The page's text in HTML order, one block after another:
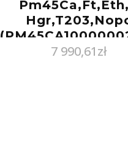
7 990,61zł